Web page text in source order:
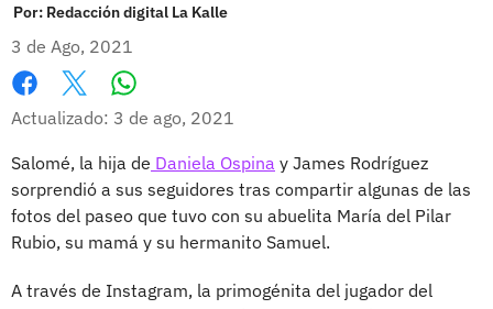
Por: Redacción digital La Kalle
3 de Ago, 2021
Facebook
X
Actualizado: 3 de ago, 2021
Salomé, la hija de Daniela Ospina y James Rodríguez
sorprendió a sus seguidores tras compartir algunas de las
fotos del paseo que tuvo con su abuelita María del Pilar
Rubio, su mamá y su hermanito Samuel.
A través de Instagram, la primogénita del jugador del